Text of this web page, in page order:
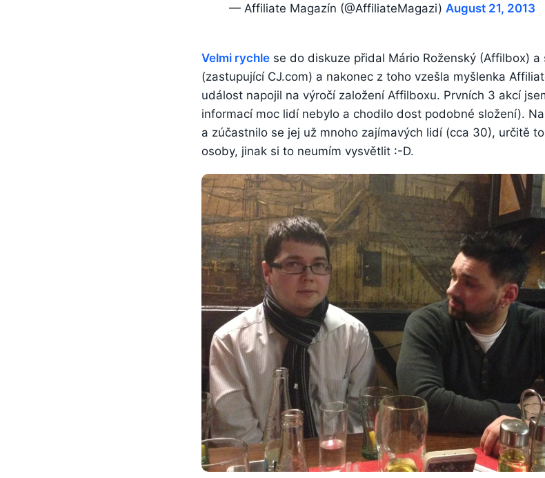
— Affiliate Magazín (@AffiliateMagazi) August 21, 2013
Velmi rychle se do diskuze přidal Mário Roženský (Affilbox) a
(zastupující CJ.com) a nakonec z toho vzešla myšlenka
událost napojil na výročí založení Affilboxu. Prvních 3 akcí
informací moc lidí nebylo a chodilo dost podobné složení). Na
a zúčastnilo se jej už mnoho zajímavých lidí (cca 30), určitě
osoby, jinak si to neumím vysvětlit :-D.